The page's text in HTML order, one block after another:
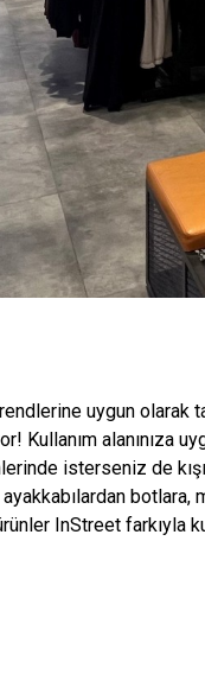
uygun olarak
Kullanım alanınıza
isterseniz de
botlara,
InStreet farkıyla